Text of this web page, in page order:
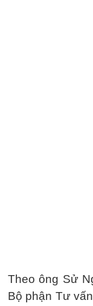
Theo ông Sử
Bộ phận Tư